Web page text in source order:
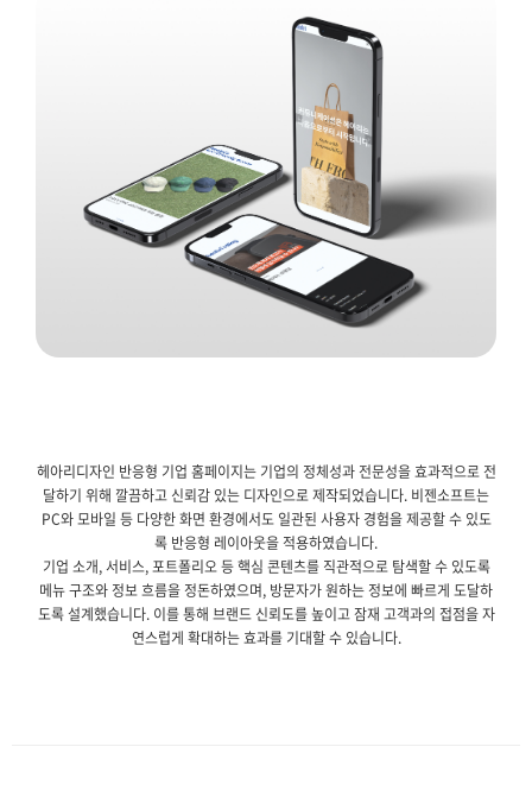
헤아리디자인 반응형 기업 홈페이지는 기업의 정체성과 전문성을 효과적으로 전
달하기 위해 깔끔하고 신뢰감 있는 디자인으로 제작되었습니다. 비젠소프트는
PC와 모바일 등 다양한 화면 환경에서도 일관된 사용자 경험을 제공할 수 있도
록 반응형 레이아웃을 적용하였습니다.
기업 소개, 서비스, 포트폴리오 등 핵심 콘텐츠를 직관적으로 탐색할 수 있도록
메뉴 구조와 정보 흐름을 정돈하였으며, 방문자가 원하는 정보에 빠르게 도달하
도록 설계했습니다. 이를 통해 브랜드 신뢰도를 높이고 잠재 고객과의 접점을 자
연스럽게 확대하는 효과를 기대할 수 있습니다.